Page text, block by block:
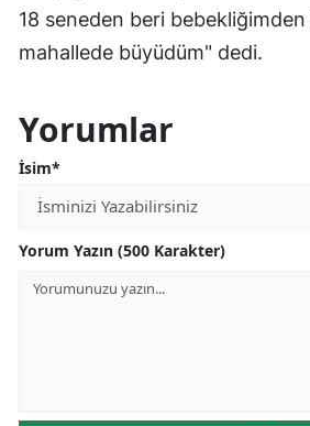
18 seneden beri
mahallede büyüdüm" dedi.
Yorumlar
İsim*
Yorum Yazın (500 Karakter)